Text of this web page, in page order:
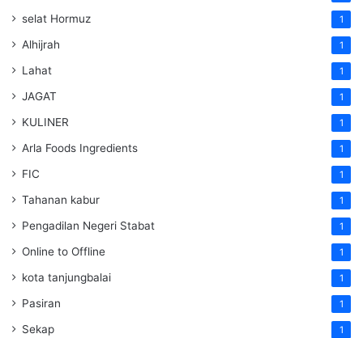
selat Hormuz 1
Alhijrah 1
Lahat 1
JAGAT 1
KULINER 1
Arla Foods Ingredients 1
FIC 1
Tahanan kabur 1
Pengadilan Negeri Stabat 1
Online to Offline 1
kota tanjungbalai 1
Pasiran 1
Sekap 1